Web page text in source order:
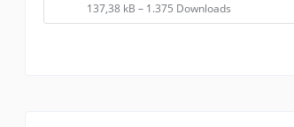
137,38 kB – 1.375 Downloads